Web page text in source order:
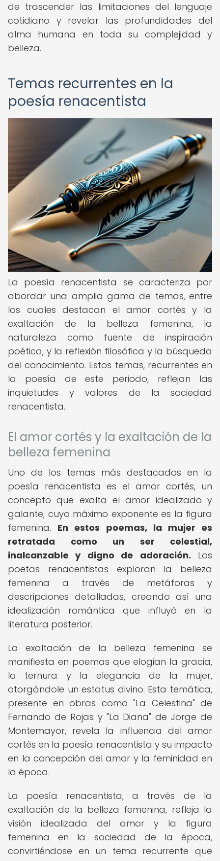
de trascender las limitaciones del lenguaje
cotidiano y revelar las profundidades del
alma humana en toda su complejidad y
belleza.
Temas recurrentes en la
poesía renacentista
La poesía renacentista se caracteriza por
abordar una amplia gama de temas, entre
los cuales destacan el amor cortés y la
exaltación de la belleza femenina, la
naturaleza como fuente de inspiración
poética, y la reflexión filosófica y la búsqueda
del conocimiento. Estos temas, recurrentes en
la poesía de este periodo, reflejan las
inquietudes y valores de la sociedad
renacentista.
El amor cortés y la exaltación de la
belleza femenina
Uno de los temas más destacados en la
poesía renacentista es el amor cortés, un
concepto que exalta el amor idealizado y
galante, cuyo máximo exponente es la figura
femenina. En estos poemas, la mujer es
retratada como un ser celestial,
inalcanzable y digno de adoración. Los
poetas renacentistas exploran la belleza
femenina a través de metáforas y
descripciones detalladas, creando así una
idealización romántica que influyó en la
literatura posterior.
La exaltación de la belleza femenina se
manifiesta en poemas que elogian la gracia,
la ternura y la elegancia de la mujer,
otorgándole un estatus divino. Esta temática,
presente en obras como "La Celestina" de
Fernando de Rojas y "La Diana" de Jorge de
Montemayor, revela la influencia del amor
cortés en la poesía renacentista y su impacto
en la concepción del amor y la feminidad en
la época.
La poesía renacentista, a través de la
exaltación de la belleza femenina, refleja la
visión idealizada del amor y la figura
femenina en la sociedad de la época,
convirtiéndose en un tema recurrente que